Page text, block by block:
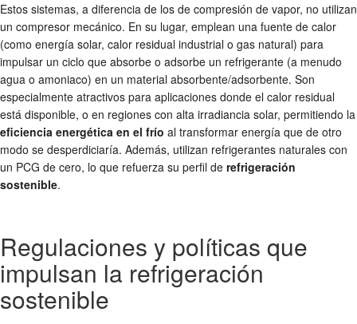
Estos sistemas, a diferencia de los de compresión de vapor, no utilizan
un compresor mecánico. En su lugar, emplean una fuente de calor
(como energía solar, calor residual industrial o gas natural) para
impulsar un ciclo que absorbe o adsorbe un refrigerante (a menudo
agua o amoniaco) en un material absorbente/adsorbente. Son
especialmente atractivos para aplicaciones donde el calor residual
está disponible, o en regiones con alta irradiancia solar, permitiendo la
eficiencia energética en el frío al transformar energía que de otro
modo se desperdiciaría. Además, utilizan refrigerantes naturales con
un PCG de cero, lo que refuerza su perfil de refrigeración
sostenible.
Regulaciones y políticas que
impulsan la refrigeración
sostenible